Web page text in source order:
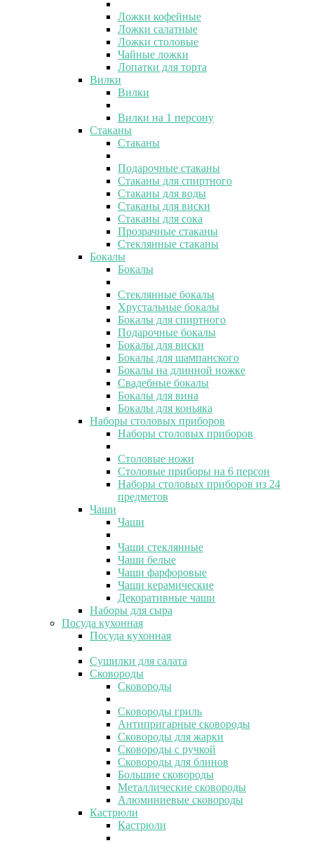
Ложки кофейные
Ложки салатные
Ложки столовые
Чайные ложки
Лопатки для торта
Вилки
Вилки
Вилки на 1 персону
Стаканы
Стаканы
Подарочные стаканы
Стаканы для спиртного
Стаканы для воды
Стаканы для виски
Стаканы для сока
Прозрачные стаканы
Стеклянные стаканы
Бокалы
Бокалы
Стеклянные бокалы
Хрустальные бокалы
Бокалы для спиртного
Подарочные бокалы
Бокалы для виски
Бокалы для шампанского
Бокалы на длинной ножке
Свадебные бокалы
Бокалы для вина
Бокалы для коньяка
Наборы столовых приборов
Наборы столовых приборов
Столовые ножи
Столовые приборы на 6 персон
Наборы столовых приборов из 24
предметов
Чаши
Чаши
Чаши стеклянные
Чаши белые
Чаши фарфоровые
Чаши керамические
Декоративные чаши
Наборы для сыра
Посуда кухонная
Посуда кухонная
Сушилки для салата
Сковороды
Сковороды
Сковороды гриль
Антипригарные сковороды
Сковороды для жарки
Сковороды с ручкой
Сковороды для блинов
Большие сковороды
Металлические сковороды
Алюминиевые сковороды
Кастрюли
Кастрюли